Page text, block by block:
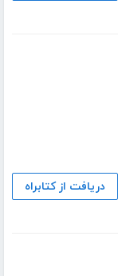
دریافت از کتابراه